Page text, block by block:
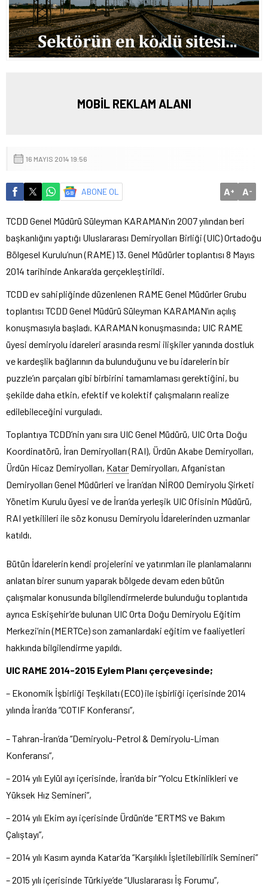
MOBİL REKLAM ALANI
16 MAYIS 2014 19:56
ABONE OL A+ A-
TCDD Genel Müdürü Süleyman KARAMAN’ın 2007 yılından beri
başkanlığını yaptığı Uluslararası Demiryolları Birliği (UIC) Ortadoğu
Bölgesel Kurulu’nun (RAME) 13. Genel Müdürler toplantısı 8 Mayıs
2014 tarihinde Ankara’da gerçekleştirildi.
TCDD ev sahipliğinde düzenlenen RAME Genel Müdürler Grubu
toplantısı TCDD Genel Müdürü Süleyman KARAMAN’ın açılış
konuşmasıyla başladı. KARAMAN konuşmasında; UIC RAME
üyesi demiryolu idareleri arasında resmi ilişkiler yanında dostluk
ve kardeşlik bağlarının da bulunduğunu ve bu idarelerin bir
puzzle’ın parçaları gibi birbirini tamamlaması gerektiğini, bu
şekilde daha etkin, efektif ve kolektif çalışmaların realize
edilebileceğini vurguladı.
Toplantıya TCDD’nin yanı sıra UIC Genel Müdürü, UIC Orta Doğu
Koordinatörü, İran Demiryolları (RAI), Ürdün Akabe Demiryolları,
Ürdün Hicaz Demiryolları, Katar Demiryolları, Afganistan
Demiryolları Genel Müdürleri ve İran’dan NİROO Demiryolu Şirketi
Yönetim Kurulu üyesi ve de İran’da yerleşik UIC Ofisinin Müdürü,
RAI yetkilileri ile söz konusu Demiryolu İdarelerinden uzmanlar
katıldı.
Bütün İdarelerin kendi projelerini ve yatırımları ile planlamalarını
anlatan birer sunum yaparak bölgede devam eden bütün
çalışmalar konusunda bilgilendirmelerde bulunduğu toplantıda
ayrıca Eskişehir’de bulunan UIC Orta Doğu Demiryolu Eğitim
Merkezi’nin (MERTCe) son zamanlardaki eğitim ve faaliyetleri
hakkında bilgilendirme yapıldı.
UIC RAME 2014-2015 Eylem Planı çerçevesinde;
– Ekonomik İşbirliği Teşkilatı (ECO) ile işbirliği içerisinde 2014
yılında İran’da “COTIF Konferansı”,
– Tahran-İran’da “Demiryolu-Petrol & Demiryolu-Liman
Konferansı”,
– 2014 yılı Eylül ayı içerisinde, İran’da bir “Yolcu Etkinlikleri ve
Yüksek Hız Semineri”,
– 2014 yılı Ekim ayı içerisinde Ürdün’de “ERTMS ve Bakım
Çalıştayı”,
– 2014 yılı Kasım ayında Katar’da “Karşılıklı İşletilebilirlik Semineri”
– 2015 yılı içerisinde Türkiye’de “Uluslararası İş Forumu”,